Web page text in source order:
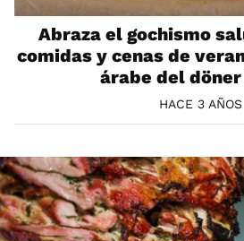
Abraza el gochismo
comidas y cenas de
árabe del
HACE 3 AÑOS